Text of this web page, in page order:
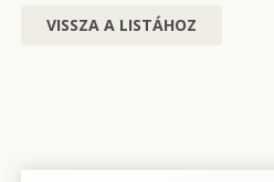
VISSZA A LISTÁHOZ